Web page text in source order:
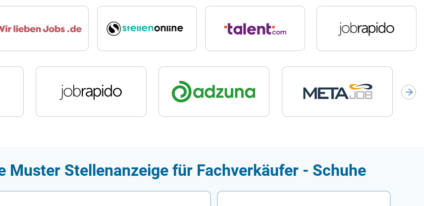
Muster Stellenanzeige für Fachverkäufer - Schuhe